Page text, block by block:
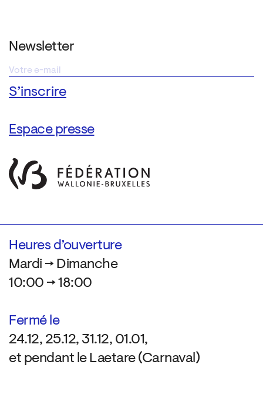
Newsletter
Espace presse
Heures d’ouverture
Mardi → Dimanche
10:00 → 18:00
Fermé le
24.12, 25.12, 31.12, 01.01,
et pendant le Laetare (Carnaval)